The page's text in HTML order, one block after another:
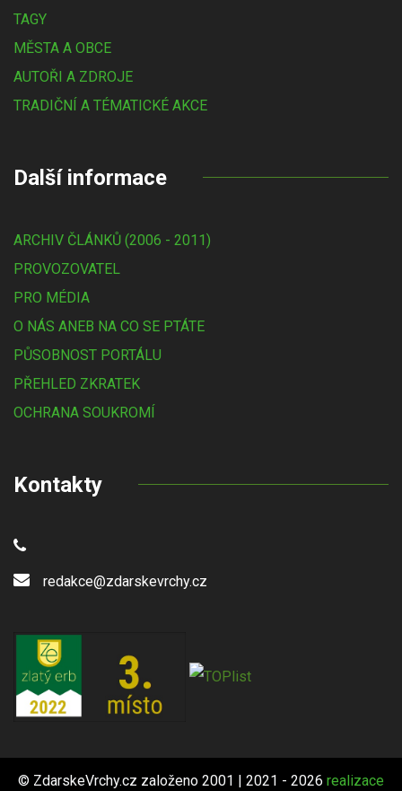
TAGY
MĚSTA A OBCE
AUTOŘI A ZDROJE
TRADIČNÍ A TÉMATICKÉ AKCE
Další informace
ARCHIV ČLÁNKŮ (2006 - 2011)
PROVOZOVATEL
PRO MÉDIA
O NÁS ANEB NA CO SE PTÁTE
PŮSOBNOST PORTÁLU
PŘEHLED ZKRATEK
OCHRANA SOUKROMÍ
Kontakty
redakce@zdarskevrchy.cz
© ZdarskeVrchy.cz založeno 2001 | 2021 - 2026 realizace